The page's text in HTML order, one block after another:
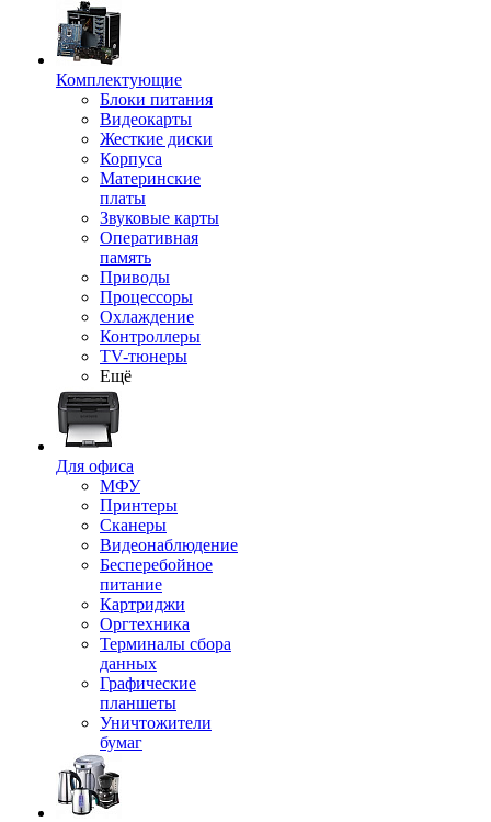
Комплектующие
Блоки питания
Видеокарты
Жесткие диски
Корпуса
Материнские
платы
Звуковые карты
Оперативная
память
Приводы
Процессоры
Охлаждение
Контроллеры
TV-тюнеры
Ещё
Для офиса
МФУ
Принтеры
Сканеры
Видеонаблюдение
Бесперебойное
питание
Картриджи
Оргтехника
Терминалы сбора
данных
Графические
планшеты
Уничтожители
бумаг